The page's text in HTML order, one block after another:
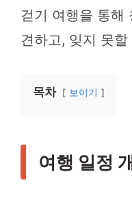
걷기 여행을 통해
견하고, 잊지 못
목차 보이기
여행 일정